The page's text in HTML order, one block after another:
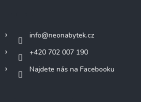
info@neonabytek.cz
+420 702 007 190
Najdete nás na Facebooku